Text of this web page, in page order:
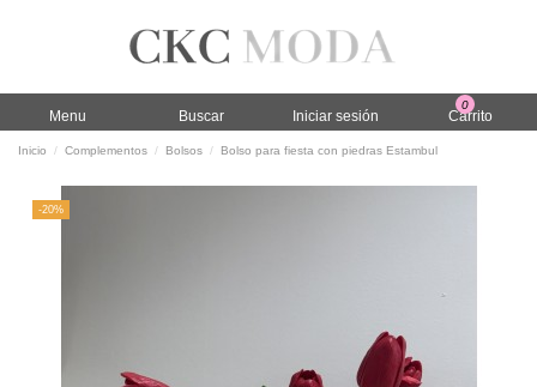
Menu Buscar Iniciar sesión
0
Carrito
Inicio Complementos Bolsos Bolso para fiesta con piedras Estambul
-20%